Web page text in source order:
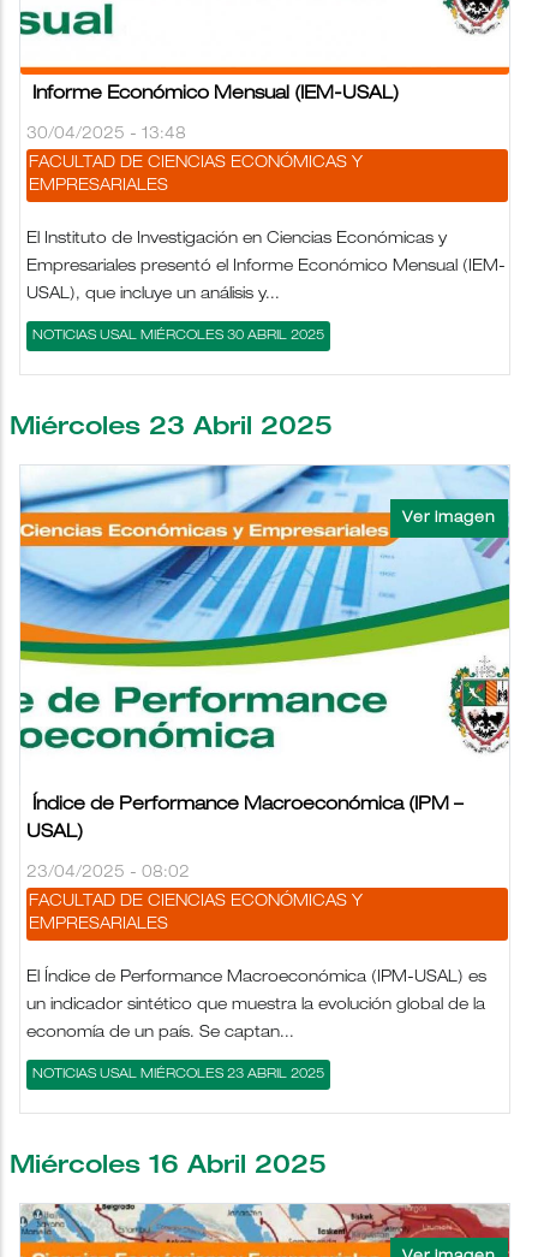
Informe Económico Mensual (IEM-USAL)
30/04/2025 - 13:48
FACULTAD DE CIENCIAS ECONÓMICAS Y
EMPRESARIALES
El Instituto de Investigación en Ciencias Económicas y
Empresariales presentó el Informe Económico Mensual (IEM-
USAL), que incluye un análisis y...
NOTICIAS USAL MIÉRCOLES 30 ABRIL 2025
Miércoles 23 Abril 2025
Índice de Performance Macroeconómica (IPM –
USAL)
23/04/2025 - 08:02
FACULTAD DE CIENCIAS ECONÓMICAS Y
EMPRESARIALES
El Índice de Performance Macroeconómica (IPM-USAL) es
un indicador sintético que muestra la evolución global de la
economía de un país. Se captan...
NOTICIAS USAL MIÉRCOLES 23 ABRIL 2025
Miércoles 16 Abril 2025